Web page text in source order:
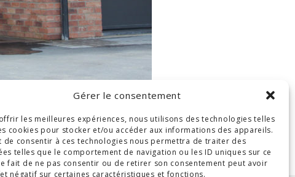
Gérer le consentement
les meilleures expériences, nous utilisons des technologies telles
cookies pour stocker et/ou accéder aux informations des appareils.
de consentir à ces technologies nous permettra de traiter des
telles que le comportement de navigation ou les ID uniques sur ce
fait de ne pas consentir ou de retirer son consentement peut avoir
négatif sur certaines caractéristiques et fonctions.